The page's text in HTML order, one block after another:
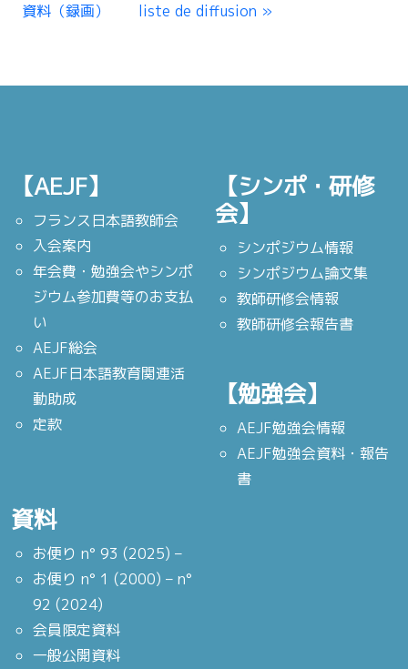
資料（録画）
liste de diffusion
【AEJF】
フランス日本語教師会
入会案内
年会費・勉強会やシンポ
ジウム参加費等のお支払
い
AEJF総会
AEJF日本語教育関連活
動助成
定款
【シンポ・研修
会】
シンポジウム情報
シンポジウム論文集
教師研修会情報
教師研修会報告書
【勉強会】
AEJF勉強会情報
AEJF勉強会資料・報告
書
資料
お便り n° 93 (2025) –
お便り n° 1 (2000) – n°
92 (2024)
会員限定資料
一般公開資料